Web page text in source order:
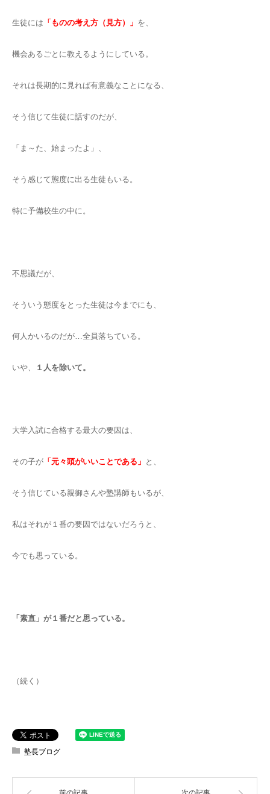
生徒には 「ものの考え方（見方）」 を、
機会あるごとに教えるようにしている。
それは長期的に見れば有意義なことになる、
そう信じて生徒に話すのだが、
「ま～た、始まったよ」、
そう感じて態度に出る生徒もいる。
特に予備校生の中に。
不思議だが、
そういう態度をとった生徒は今までにも、
何人かいるのだが…全員落ちている。
いや、 １人を除いて。
大学入試に合格する最大の要因は、
その子が 「元々頭がいいことである」 と、
そう信じている親御さんや塾講師もいるが、
私はそれが１番の要因ではないだろうと、
今でも思っている。
「素直」が１番だと思っている。
（続く）
塾長ブログ